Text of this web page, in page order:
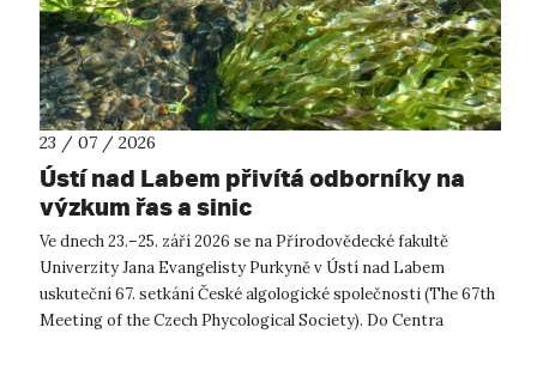
23 / 07 / 2026
Ústí nad Labem přivítá odborníky na
výzkum řas a sinic
Ve dnech 23.–25. září 2026 se na Přírodovědecké fakultě
Univerzity Jana Evangelisty Purkyně v Ústí nad Labem
uskuteční 67. setkání České algologické společnosti (The 67th
Meeting of the Czech Phycological Society). Do Centra